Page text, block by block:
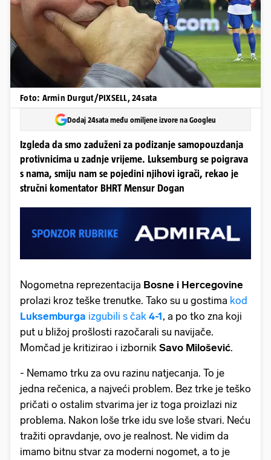
Foto: Armin Durgut/PIXSELL, 24sata
Dodaj 24sata među omiljene izvore na Googleu
Izgleda da smo zaduženi za podizanje samopouzdanja
protivnicima u zadnje vrijeme. Luksemburg se poigrava
s nama, smiju nam se pojedini njihovi igrači, rekao je
stručni komentator BHRT Mensur Dogan
Nogometna reprezentacija Bosne i Hercegovine
prolazi kroz teške trenutke. Tako su u gostima kod
Luksemburga izgubili s čak 4-1, a po tko zna koji
put u bližoj prošlosti razočarali su navijače.
Momčad je kritizirao i izbornik Savo Milošević.
- Nemamo trku za ovu razinu natjecanja. To je
jedna rečenica, a najveći problem. Bez trke je teško
pričati o ostalim stvarima jer iz toga proizlazi niz
problema. Nakon loše trke idu sve loše stvari. Neću
tražiti opravdanje, ovo je realnost. Ne vidim da
imamo bitnu stvar za moderni nogomet, a to je